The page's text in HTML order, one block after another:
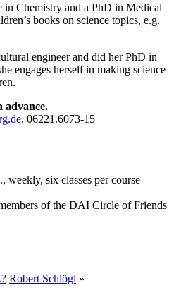
in Chemistry and a PhD in Medical
books on science topics, e.g.
engineer and did her PhD in
engages herself in making science
advance.
06221.6073-15
weekly, six classes per course
of the DAI Circle of Friends
Robert Schlögl »